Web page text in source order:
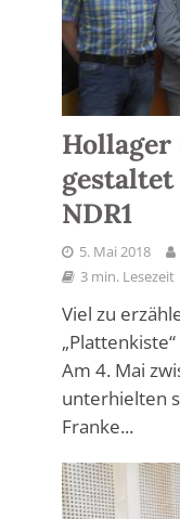
Hollager
NDR1
5. Mai 2018
3 min. Lesezeit
Viel zu
Am 4. Mai
unterhielten
Franke...